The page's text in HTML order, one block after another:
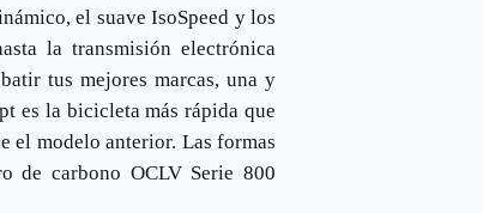
el suave IsoSpeed y los
la transmisión electrónica
tus mejores marcas, una y
es la bicicleta más rápida que
el modelo anterior. Las formas
de carbono OCLV Serie 800